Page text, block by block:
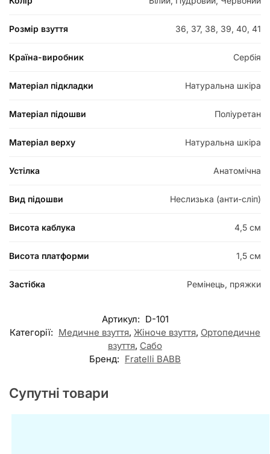
Розмір взуття 36, 37, 38, 39, 40, 41
Країна-виробник Сербія
Матеріал підкладки Натуральна шкіра
Матеріал підошви Поліуретан
Матеріал верху Натуральна шкіра
Устілка Анатомічна
Вид підошви Неслизька (анти-сліп)
Висота каблука 4,5 см
Висота платформи 1,5 см
Застібка Ремінець, пряжки
Артикул: D-101
Категорії: Медичне взуття, Жіноче взуття, Ортопедичне
взуття, Сабо
Бренд: Fratelli BABB
Супутні товари